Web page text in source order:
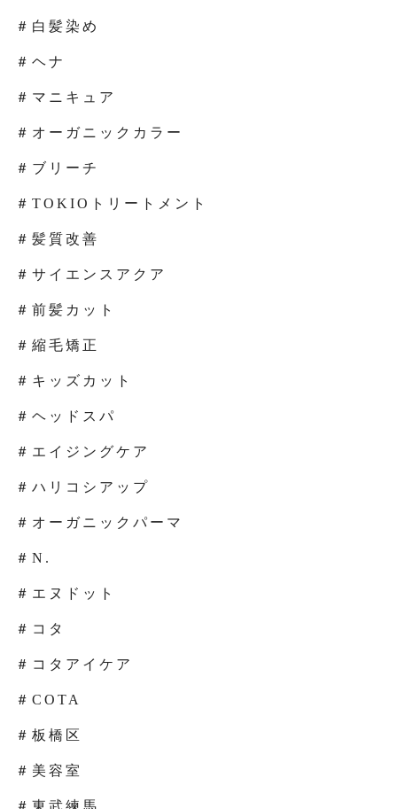
＃白髪染め
＃ヘナ
＃マニキュア
＃オーガニックカラー
＃ブリーチ
＃TOKIOトリートメント
＃髪質改善
＃サイエンスアクア
＃前髪カット
＃縮毛矯正
＃キッズカット
＃ヘッドスパ
＃エイジングケア
＃ハリコシアップ
＃オーガニックパーマ
＃N.
＃エヌドット
＃コタ
＃コタアイケア
＃COTA
＃板橋区
＃美容室